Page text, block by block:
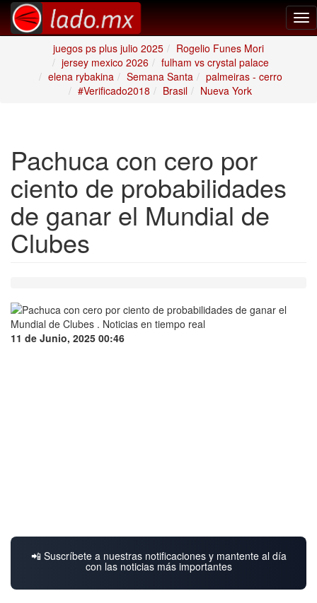
juegos ps plus julio 2025
Rogelio Funes Mori
jersey mexico 2026
fulham vs crystal palace
elena rybakina
Semana Santa
palmeiras - cerro
#Verificado2018
Brasil Nueva York
Pachuca con cero por
ciento de probabilidades
de ganar el Mundial de
Clubes
11 de Junio, 2025 00:46
📲 Suscríbete a nuestras notificaciones y mantente al día
con las noticias más importantes